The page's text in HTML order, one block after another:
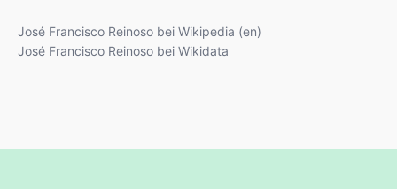
José Francisco Reinoso bei Wikipedia (en)
José Francisco Reinoso bei Wikidata